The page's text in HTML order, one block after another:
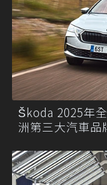
Škoda 2025年
洲第三大汽車品